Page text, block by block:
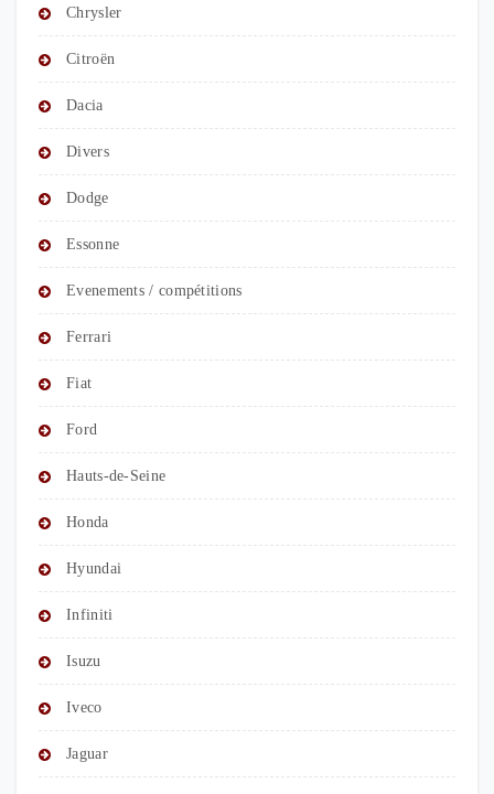
Chrysler
Citroën
Dacia
Divers
Dodge
Essonne
Evenements / compétitions
Ferrari
Fiat
Ford
Hauts-de-Seine
Honda
Hyundai
Infiniti
Isuzu
Iveco
Jaguar